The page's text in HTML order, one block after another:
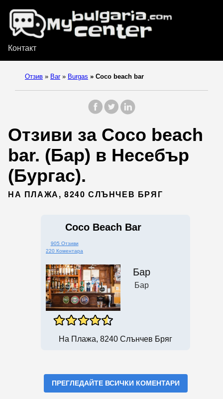
Контакт
Отзив » Bar » Burgas » Coco beach bar
Отзиви за Coco beach
bar. (Бар) в Несебър
(Бургас).
НА ПЛАЖА, 8240 СЛЪНЧЕВ БРЯГ
Coco Beach Bar
905 Отзиви
220 Коментара
Бар
Бар
На Плажа, 8240 Слънчев Бряг
ПРЕГЛЕДАЙТЕ ВСИЧКИ КОМЕНТАРИ